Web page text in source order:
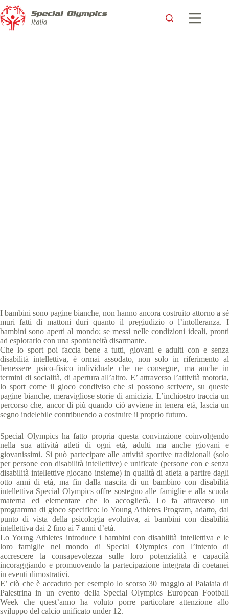
I bambini sono pagine bianche, non hanno ancora costruito attorno a sé
muri fatti di mattoni duri quanto il pregiudizio o l’intolleranza. I
bambini sono aperti al mondo; se messi nelle condizioni ideali, pronti
ad esplorarlo con una spontaneità disarmante.
Che lo sport poi faccia bene a tutti, giovani e adulti con e senza
disabilità intellettiva, è ormai assodato, non solo in riferimento al
benessere psico-fisico individuale che ne consegue, ma anche in
termini di socialità, di apertura all’altro. E’ attraverso l’attività motoria,
lo sport come il gioco condiviso che si possono scrivere, su queste
pagine bianche, meravigliose storie di amicizia. L’inchiostro traccia un
percorso che, ancor di più quando ciò avviene in tenera età, lascia un
segno indelebile contribuendo a costruire il proprio futuro.
Special Olympics ha fatto propria questa convinzione coinvolgendo
nella sua attività atleti di ogni età, adulti ma anche giovani e
giovanissimi. Si può partecipare alle attività sportive tradizionali (solo
per persone con disabilità intellettive) e unificate (persone con e senza
disabilità intellettive giocano insieme) in qualità di atleta a partire dagli
otto anni di età, ma fin dalla nascita di un bambino con disabilità
intellettiva Special Olympics offre sostegno alle famiglie e alla scuola
materna ed elementare che lo accoglierà. Lo fa attraverso un
programma di gioco specifico: lo Young Athletes Program, adatto, dal
punto di vista della psicologia evolutiva, ai bambini con disabilità
intellettiva dai 2 fino ai 7 anni d’età.
Lo Young Athletes introduce i bambini con disabilità intellettiva e le
loro famiglie nel mondo di Special Olympics con l’intento di
accrescere la consapevolezza sulle loro potenzialità e capacità
incoraggiando e promuovendo la partecipazione integrata di coetanei
in eventi dimostrativi.
E’ ciò che è accaduto per esempio lo scorso 30 maggio al Palaiaia di
Palestrina in un evento della Special Olympics European Football
Week che quest’anno ha voluto porre particolare attenzione allo
sviluppo del calcio unificato under 12.